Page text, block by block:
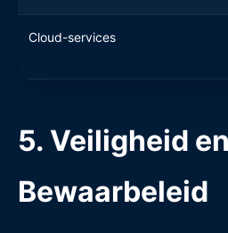
Cloud-services
5. Veiligheid en
Bewaarbeleid